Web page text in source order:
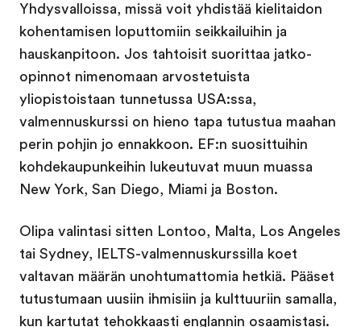
Yhdysvalloissa, missä voit yhdistää kielitaidon
kohentamisen loputtomiin seikkailuihin ja
hauskanpitoon. Jos tahtoisit suorittaa jatko-
opinnot nimenomaan arvostetuista
yliopistoistaan tunnetussa USA:ssa,
valmennuskurssi on hieno tapa tutustua maahan
perin pohjin jo ennakkoon. EF:n suosittuihin
kohdekaupunkeihin lukeutuvat muun muassa
New York, San Diego, Miami ja Boston.
Olipa valintasi sitten Lontoo, Malta, Los Angeles
tai Sydney, IELTS-valmennuskurssilla koet
valtavan määrän unohtumattomia hetkiä. Pääset
tutustumaan uusiin ihmisiin ja kulttuuriin samalla,
kun kartutat tehokkaasti englannin osaamistasi.